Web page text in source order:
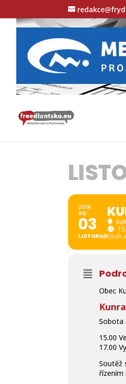
2018
SO
03
LISTOPADDruh
Obec
Sobota
15.00
17.00
Soutěž
řízením